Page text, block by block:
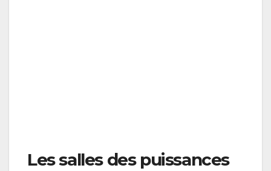
Les salles des puissances